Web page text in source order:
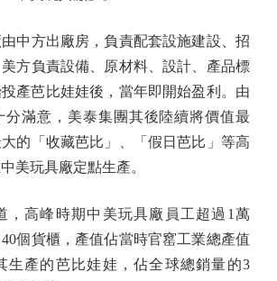
方出廠房，負責配套設施建設、招
方負責設備、原材料、設計、產品標
產芭比娃娃後，當年即開始盈利。由
分滿意，美泰集團其後陸續將價值最
的「收藏芭比」、「假日芭比」等高
美玩具廠定點生產。
高峰時期中美玩具廠員工超過1萬
個貨櫃，產值佔當時官窰工業總產值
生產的芭比娃娃，佔全球總銷量的3